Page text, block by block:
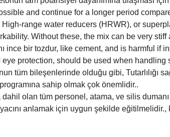
and continue for a longer period
High-range water reducers (HRWR), or
. Without these, the mix can be very
ince bir tozdur, like cement, and is harmful if
protection, should be used when handling
tüm bileşenlerinde olduğu gibi, Tutarlılığı
sahip olmak çok önemlidir..
dahil olan tüm personel, atama, ve silis
anlamak için uygun şekilde